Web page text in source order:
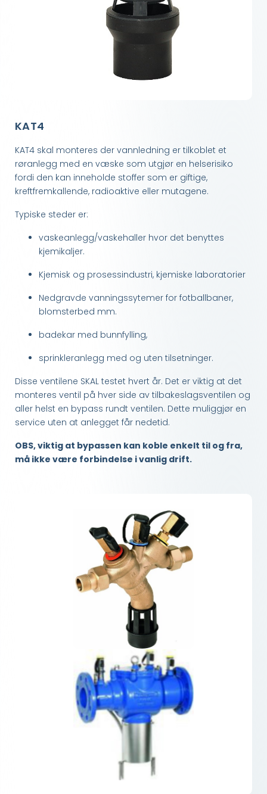
KAT4
KAT4 skal monteres der vannledning er tilkoblet et
røranlegg med en væske som utgjør en helserisiko
fordi den kan inneholde stoffer som er giftige,
kreftfremkallende, radioaktive eller mutagene.
Typiske steder er:
vaskeanlegg/vaskehaller hvor det benyttes
kjemikaljer.
Kjemisk og prosessindustri, kjemiske laboratorier
Nedgravde vanningssytemer for fotballbaner,
blomsterbed mm.
badekar med bunnfylling,
sprinkleranlegg med og uten tilsetninger.
Disse ventilene SKAL testet hvert år. Det er viktig at det
monteres ventil på hver side av tilbakeslagsventilen og
aller helst en bypass rundt ventilen. Dette muliggjør en
service uten at anlegget får nedetid.
OBS, viktig at bypassen kan koble enkelt til og fra,
må ikke være forbindelse i vanlig drift.